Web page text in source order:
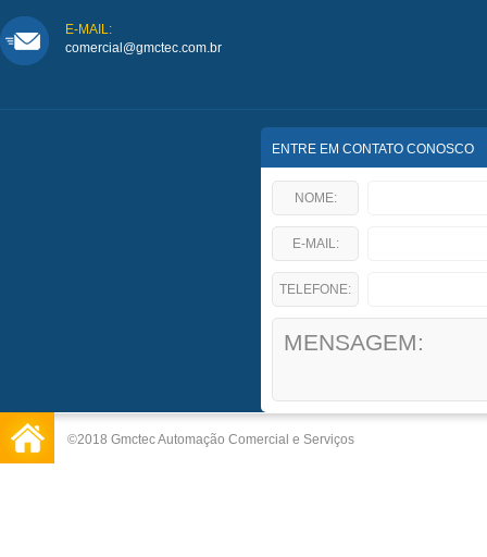
E-MAIL:
comercial@gmctec.com.br
ENTRE EM CONTATO CONOSCO
NOME:
E-MAIL:
TELEFONE:
©2018 Gmctec Automação Comercial e Serviços